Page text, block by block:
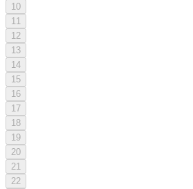
10
11
12
13
14
15
16
17
18
19
20
21
22